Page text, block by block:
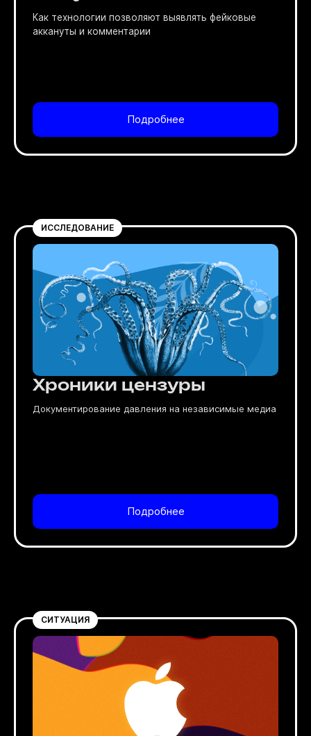
Как технологии позволяют выявлять фейковые
аккануты и комментарии
Подробнее
ИССЛЕДОВАНИЕ
Хроники цензуры
Документирование давления на независимые медиа
Подробнее
СИТУАЦИЯ